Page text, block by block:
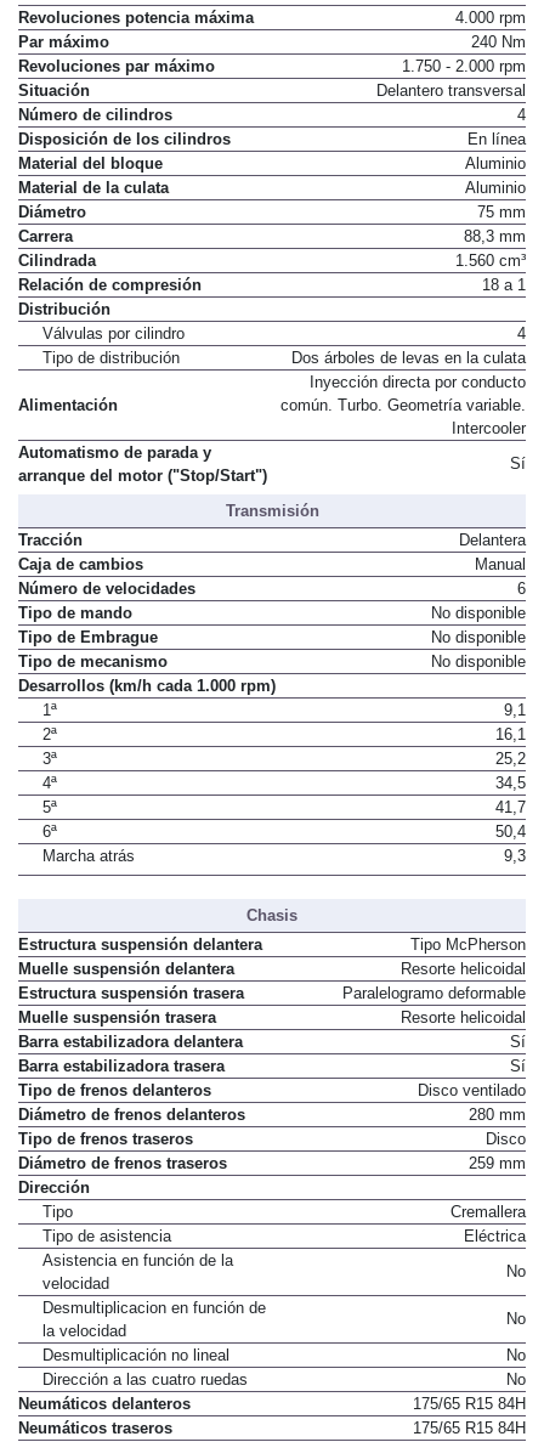
Potencia máxima
109 CV / 80 kW
Revoluciones potencia máxima
4.000 rpm
Par máximo
240 Nm
Revoluciones par máximo
1.750 - 2.000 rpm
Situación
Delantero transversal
Número de cilindros
4
Disposición de los cilindros
En línea
Material del bloque
Aluminio
Material de la culata
Aluminio
Diámetro
75 mm
Carrera
88,3 mm
Cilindrada
1.560 cm³
Relación de compresión
Distribución
Válvulas por cilindro
4
Dos árboles de levas en la culata
Inyección directa por conducto
común. Turbo. Geometría variable.
Automatismo de parada y
Transmisión
Tracción
Delantera
Caja de cambios
Manual
Número de velocidades
6
Tipo de mando
No disponible
Tipo de Embrague
No disponible
Tipo de mecanismo
Desarrollos (km/h cada 1.000 rpm)
1ª
9,1
2ª
16,1
3ª
25,2
4ª
34,5
5ª
41,7
6ª
50,4
Marcha atrás
9,3
Chasis
Estructura suspensión delantera
Tipo McPherson
Muelle suspensión delantera
Resorte helicoidal
Estructura suspensión trasera
Paralelogramo deformable
Muelle suspensión trasera
Resorte helicoidal
Barra estabilizadora delantera
Sí
Barra estabilizadora trasera
Sí
Tipo de frenos delanteros
Disco ventilado
Diámetro de frenos delanteros
280 mm
Tipo de frenos traseros
Disco
Diámetro de frenos traseros
Dirección
Tipo
Cremallera
Tipo de asistencia
Asistencia en función de la
velocidad
No
Desmultiplicacion en función de
la velocidad
No
Desmultiplicación no lineal
No
Dirección a las cuatro ruedas
No
Neumáticos delanteros
175/65 R15 84H